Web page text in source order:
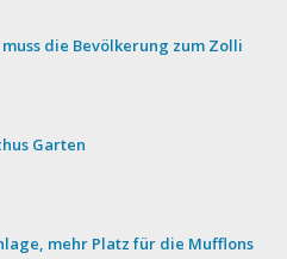
die Bevölkerung zum Zolli
Garten
mehr Platz für die Mufflons